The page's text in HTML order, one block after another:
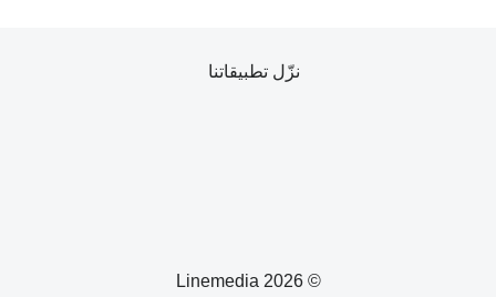
© 2026 Linemedia
نزّل تطبيقاتنا